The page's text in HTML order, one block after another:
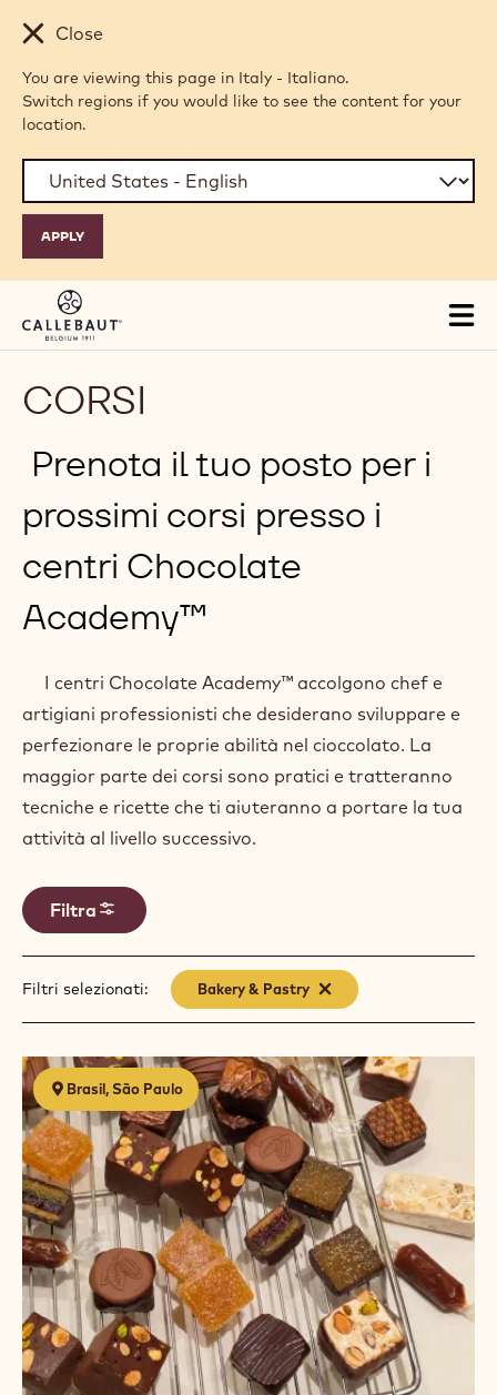
Skip to main content
Close
You are viewing this page in Italy - Italiano.
Switch regions if you would like to see the content for your
location.
CORSI
Prenota il tuo posto per i
prossimi corsi presso i
centri Chocolate
Academy™
I centri Chocolate Academy™ accolgono chef e
artigiani professionisti che desiderano sviluppare e
perfezionare le proprie abilità nel cioccolato. La
maggior parte dei corsi sono pratici e tratteranno
tecniche e ricette che ti aiuteranno a portare la tua
attività al livello successivo.
Filtra
Filtri selezionati: Bakery & Pastry
remove
ResultsBrasil, São Paulo
Chocolataria
e
Confiserie
com
o
Chef
Abner
Ivan
Agosto